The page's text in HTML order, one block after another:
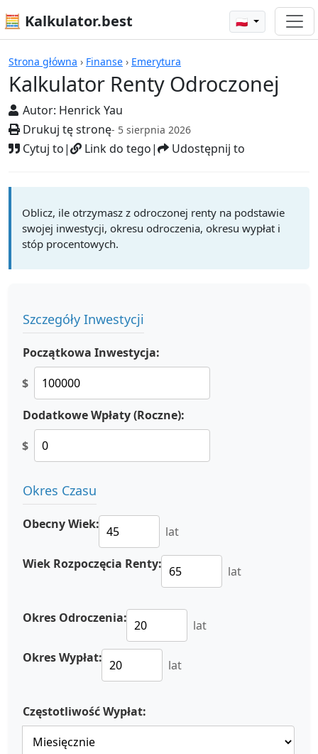
🧮 Kalkulator.best 🇵🇱
Strona główna › Finanse › Emerytura
Kalkulator Renty Odroczonej
Autor: Henrick Yau
Drukuj tę stronę- 5 sierpnia 2026
Cytuj to| Link do tego| Udostępnij to
Kalkulatory
Oblicz, ile otrzymasz z odroczonej renty na podstawie
swojej inwestycji, okresu odroczenia, okresu wypłat i
stóp procentowych.
Szczegóły Inwestycji
Początkowa Inwestycja:
$
Dodatkowe Wpłaty (Roczne):
$
Okres Czasu
Obecny Wiek: lat
Wiek Rozpoczęcia Renty: lat
Okres Odroczenia: lat
Okres Wypłat: lat
Częstotliwość Wypłat: